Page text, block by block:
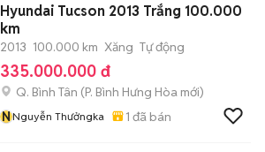
Hyundai Tucson 2013 Trắng 100.000
km
2013 100.000 km Xăng Tự động
335.000.000 đ
Q. Bình Tân (P. Bình Hưng Hòa mới)
NNguyễn Thưởngka 1 đã bán